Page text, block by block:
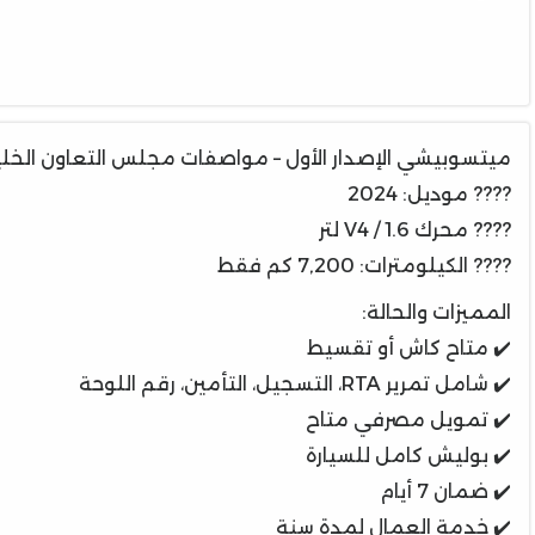
ميتسوبيشي الإصدار الأول – مواصفات مجلس التعاون
???? موديل: 2024
???? محرك V4 / 1.6 لتر
???? الكيلومترات: 7,200 كم فقط
المميزات والحالة:
✔️ متاح كاش أو تقسيط
✔️ شامل تمرير RTA، التسجيل، التأمين، رقم اللوحة
✔️ تمويل مصرفي متاح
✔️ بوليش كامل للسيارة
✔️ ضمان 7 أيام
✔️ خدمة العمال لمدة سنة